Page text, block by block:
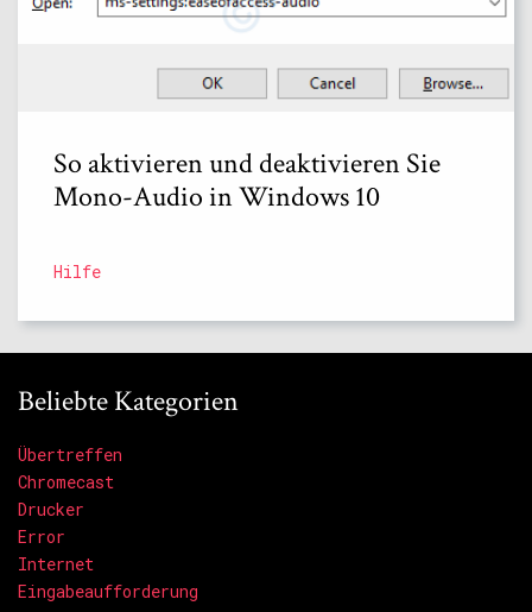
So aktivieren und deaktivieren Sie
Mono-Audio in Windows 10
Hilfe
Beliebte Kategorien
Übertreffen
Chromecast
Drucker
Error
Internet
Eingabeaufforderung